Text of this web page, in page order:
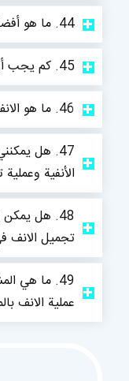
44. ما هو أفضل فصل لإجراء عملية تجميل الانف؟
45. كم يجب أن أبقي حشوة الأنف في أنفي؟
46. ما هو الانف اللحمي والانف العظمي؟
47. هل
الأنفية
48. هل يمكن
تجميل الانف
49. ما هي
عملية الانف